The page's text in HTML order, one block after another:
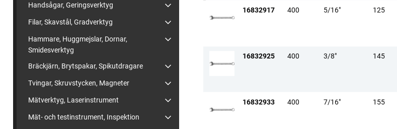
Handsågar, Geringsverktyg
Filar, Skavstål, Gradverktyg
Hammare, Huggmejslar, Dornar,
Smidesverktyg
Bräckjärn, Brytspakar, Spikutdragare
Tvingar, Skruvstycken, Magneter
Mätverktyg, Laserinstrument
Mät- och testinstrument, Inspektion
16832917 400 5/16" 125
16832925 400 3/8" 145
16832933 400 7/16" 155